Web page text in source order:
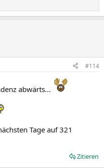
#114
abwärts...
Tage auf 321
Zitieren